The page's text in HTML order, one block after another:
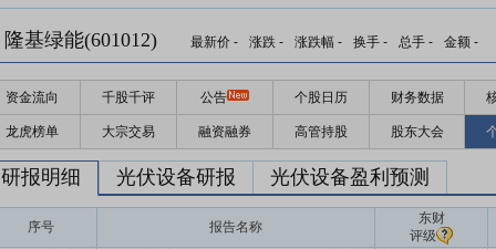
隆基绿能(601012) 最新价 - 涨跌 - 涨跌幅 - 换手 - 总手 - 金额 -
资金流向 千股千评 公告 个股日历 财务数据
龙虎榜单 大宗交易 融资融券 高管持股 股东大会
研报明细 光伏设备研报 光伏设备盈利预测
序号 报告名称
东财
评级